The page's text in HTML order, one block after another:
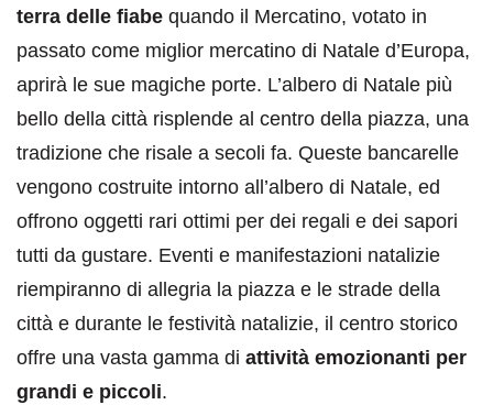
terra delle fiabe quando il Mercatino, votato in
passato come miglior mercatino di Natale d’Europa,
aprirà le sue magiche porte. L’albero di Natale più
bello della città risplende al centro della piazza, una
tradizione che risale a secoli fa. Queste bancarelle
vengono costruite intorno all’albero di Natale, ed
offrono oggetti rari ottimi per dei regali e dei sapori
tutti da gustare. Eventi e manifestazioni natalizie
riempiranno di allegria la piazza e le strade della
città e durante le festività natalizie, il centro storico
offre una vasta gamma di attività emozionanti per
grandi e piccoli.